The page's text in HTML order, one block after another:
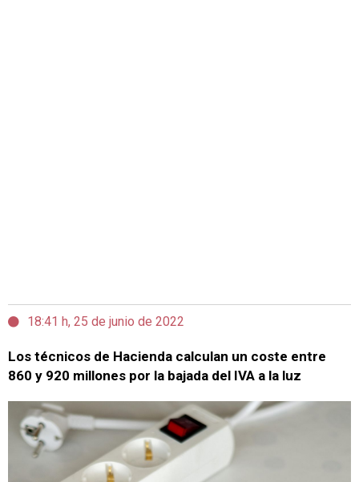
18:41 h, 25 de junio de 2022
Los técnicos de Hacienda calculan un coste entre
860 y 920 millones por la bajada del IVA a la luz